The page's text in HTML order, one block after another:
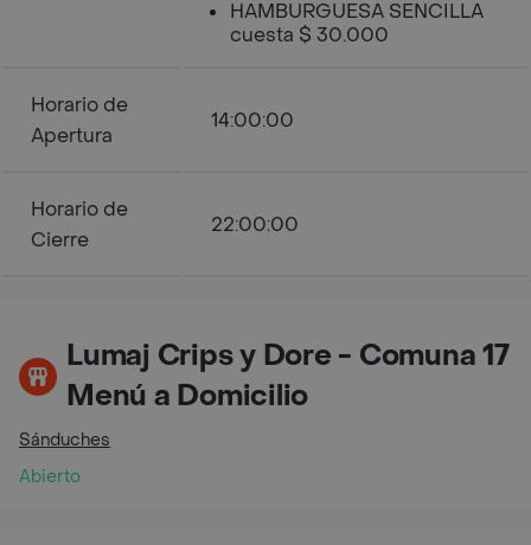
HAMBURGUESA SENCILLA
cuesta $ 30.000
Horario de
Apertura
14:00:00
Horario de
Cierre
22:00:00
Lumaj Crips y Dore - Comuna 17
Menú a Domicilio
Sánduches
Abierto